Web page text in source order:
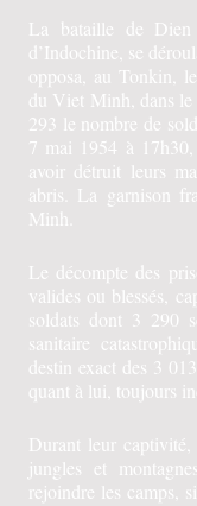
La bataille de
d’Indochine, se
opposa, au Tonkin,
du Viet Minh, dans
293 le nombre de
7 mai 1954 à 17h30,
avoir détruit leurs
abris. La garnison
Minh.
Le décompte des
valides ou blessés,
soldats dont 3 290
sanitaire
destin exact des 3
quant à lui, toujours
Durant leur
jungles et
rejoindre les camps,